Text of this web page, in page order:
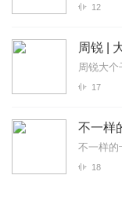
12
周锐 |
周锐大
17
不一样
不一样的
18